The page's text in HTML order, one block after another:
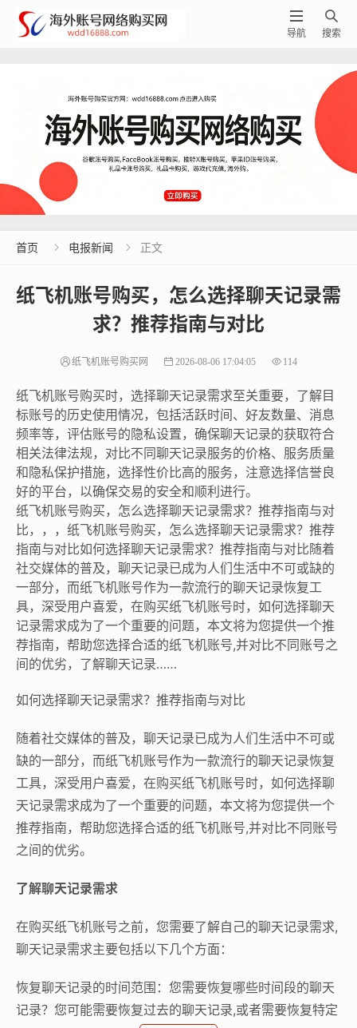

搜索

导航
首页  电报新闻  正文
纸飞机账号购买，怎么选择聊天记录需
求？推荐指南与对比
纸飞机账号购买网 2026-08-06 17:04:05 114
纸飞机账号购买时，选择聊天记录需求至关重要，了解目
标账号的历史使用情况，包括活跃时间、好友数量、消息
频率等，评估账号的隐私设置，确保聊天记录的获取符合
相关法律法规，对比不同聊天记录服务的价格、服务质量
和隐私保护措施，选择性价比高的服务，注意选择信誉良
好的平台，以确保交易的安全和顺利进行。
纸飞机账号购买，怎么选择聊天记录需求？推荐指南与对
比，，，纸飞机账号购买，怎么选择聊天记录需求？推荐
指南与对比如何选择聊天记录需求？推荐指南与对比随着
社交媒体的普及，聊天记录已成为人们生活中不可或缺的
一部分，而纸飞机账号作为一款流行的聊天记录恢复工
具，深受用户喜爱，在购买纸飞机账号时，如何选择聊天
记录需求成为了一个重要的问题，本文将为您提供一个推
荐指南，帮助您选择合适的纸飞机账号,并对比不同账号之
间的优劣，了解聊天记录……
如何选择聊天记录需求？推荐指南与对比
随着社交媒体的普及，聊天记录已成为人们生活中不可或
缺的一部分，而纸飞机账号作为一款流行的聊天记录恢复
工具，深受用户喜爱，在购买纸飞机账号时，如何选择聊
天记录需求成为了一个重要的问题，本文将为您提供一个
推荐指南，帮助您选择合适的纸飞机账号,并对比不同账号
之间的优劣。
了解聊天记录需求
在购买纸飞机账号之前，您需要了解自己的聊天记录需求,
聊天记录需求主要包括以下几个方面：
恢复聊天记录的时间范围：您需要恢复哪些时间段的聊天
记录？您可能需要恢复过去的聊天记录,或者需要恢复特定